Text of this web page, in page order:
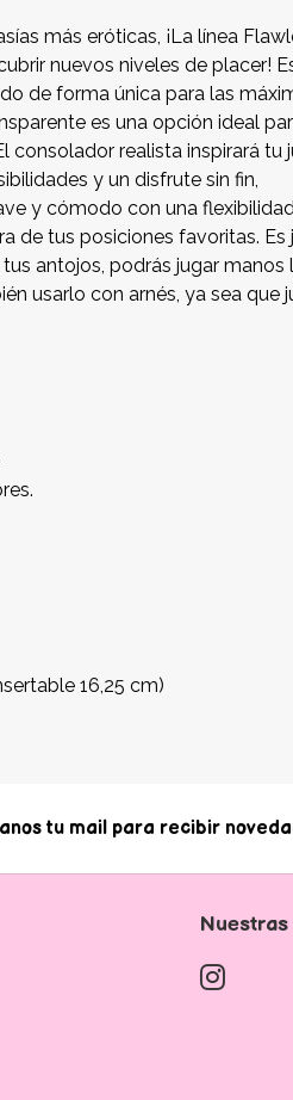
más eróticas, ¡La línea
nuevos niveles de placer!
de forma única para las
es una opción ideal
consolador realista inspirará tu
y un disfrute sin fin,
y cómodo con una
de tus posiciones favoritas. Es
antojos, podrás jugar manos
usarlo con arnés, ya sea que
16,25 cm)
tu mail para recibir